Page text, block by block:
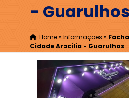
- Guarulhos
Home» Informações »
Cidade Aracilia - Guarulhos